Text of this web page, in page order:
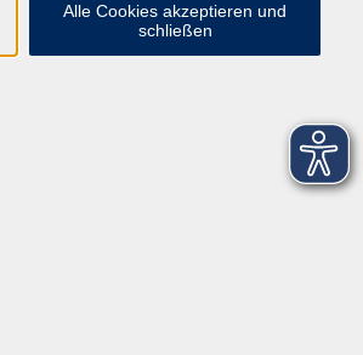
Alle Cookies akzeptieren und
schließen